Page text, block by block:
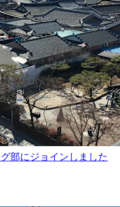
部にジョインしました